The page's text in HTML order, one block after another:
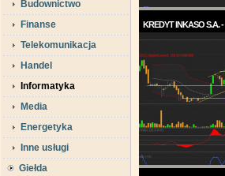
Budownictwo
Finanse
Telekomunikacja
Handel
Informatyka
Media
Energetyka
Inne usługi
Giełda
KREDYT INKASO S.A. -
każdym razie w ...